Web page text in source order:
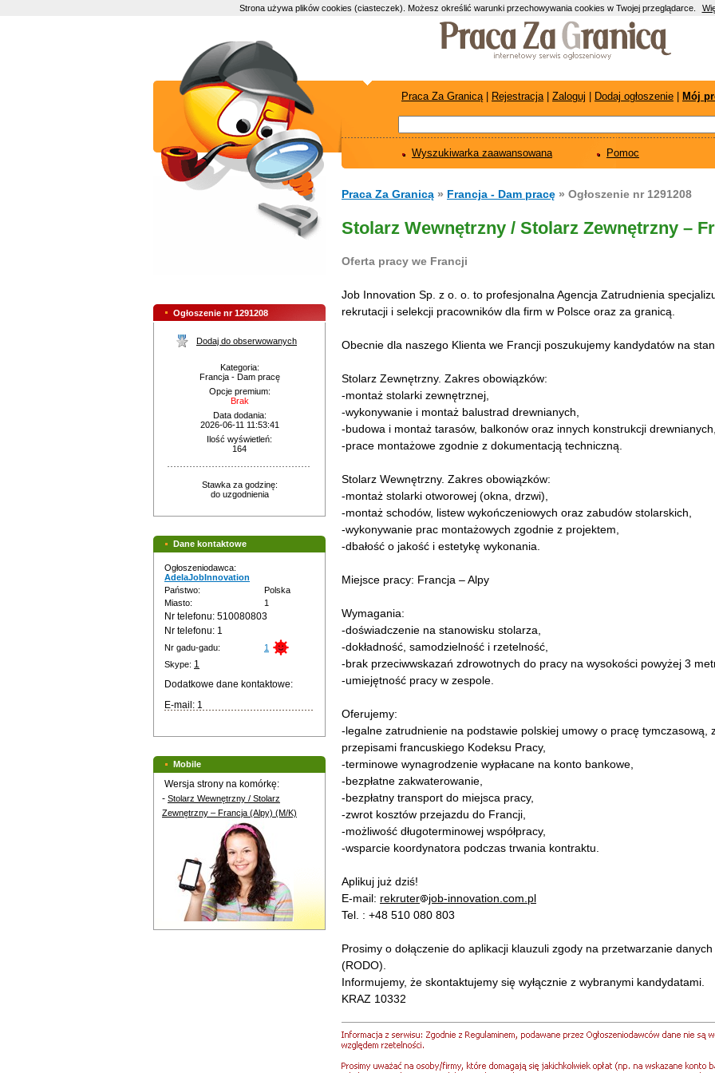
Praca Za Granicą| Rejestracja| Zaloguj Dodaj ogłoszenie Mój
Wyszukiwarka zaawansowana Pomoc
Praca Za Granicą » Francja - Dam pracę » Ogłoszenie nr 1291208
Stolarz Wewnętrzny / Stolarz Zewnętrzny –
Oferta pracy we Francji
Job Innovation Sp. z o. o. to profesjonalna Agencja Zatrudnienia
rekrutacji i selekcji pracowników dla firm w Polsce oraz za granicą.
Obecnie dla naszego Klienta we Francji poszukujemy kandydatów na
Stolarz Zewnętrzny. Zakres obowiązków:
-montaż stolarki zewnętrznej,
-wykonywanie i montaż balustrad drewnianych,
-budowa i montaż tarasów, balkonów oraz innych konstrukcji drewnianych,
-prace montażowe zgodnie z dokumentacją techniczną.
Stolarz Wewnętrzny. Zakres obowiązków:
-montaż stolarki otworowej (okna, drzwi),
-montaż schodów, listew wykończeniowych oraz zabudów stolarskich,
-wykonywanie prac montażowych zgodnie z projektem,
-dbałość o jakość i estetykę wykonania.
Miejsce pracy: Francja – Alpy
Wymagania:
-doświadczenie na stanowisku stolarza,
-dokładność, samodzielność i rzetelność,
-brak przeciwwskazań zdrowotnych do pracy na wysokości powyżej 3
-umiejętność pracy w zespole.
Oferujemy:
-legalne zatrudnienie na podstawie polskiej umowy o pracę tymczasową,
przepisami francuskiego Kodeksu Pracy,
-terminowe wynagrodzenie wypłacane na konto bankowe,
-bezpłatne zakwaterowanie,
-bezpłatny transport do miejsca pracy,
-zwrot kosztów przejazdu do Francji,
-możliwość długoterminowej współpracy,
-wsparcie koordynatora podczas trwania kontraktu.
Aplikuj już dziś!
E-mail: rekruter
job-innovation.com.pl
Tel. : +48 510 080 803
Prosimy o dołączenie do aplikacji klauzuli zgody na przetwarzanie
(RODO).
Informujemy, że skontaktujemy się wyłącznie z wybranymi kandydatami.
KRAZ 10332
Ogłoszenie nr 1291208
Dodaj do obserwowanych
Kategoria:
Francja - Dam pracę
Opcje premium:
Brak
Data dodania:
2026-06-11 11:53:41
Ilość wyświetleń:
164
Stawka za godzinę:
do uzgodnienia
Dane kontaktowe
Ogłoszeniodawca:
AdelaJobInnovation
Państwo:
Polska
Miasto:
1
Nr telefonu: 510080803
Nr telefonu: 1
Nr gadu-gadu:
1
Skype: 1
Dodatkowe dane kontaktowe:
E-mail: 1
Mobile
Wersja strony na komórkę:
- Stolarz Wewnętrzny / Stolarz
Zewnętrzny – Francja (Alpy) (M/K)
Strona używa plików cookies (ciasteczek). Możesz określić warunki przechowywania cookies w Twojej przeglądarce.